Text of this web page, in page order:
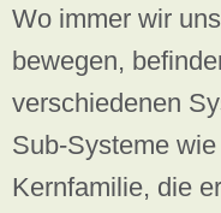
Wo immer wir
bewegen,
verschiedenen
Sub-Systeme
Kernfamilie, die